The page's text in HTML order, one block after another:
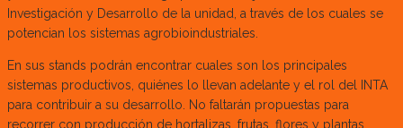
Investigación y Desarrollo de la unidad, a través de los cuales se
potencian los sistemas agrobioindustriales.
En sus stands podrán encontrar cuales son los principales
sistemas productivos, quiénes lo llevan adelante y el rol del INTA
para contribuir a su desarrollo. No faltarán propuestas para
recorrer con producción de hortalizas, frutas, flores y plantas